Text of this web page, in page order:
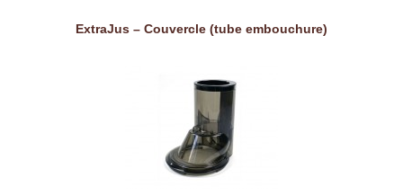
ExtraJus – Couvercle (tube embouchure)